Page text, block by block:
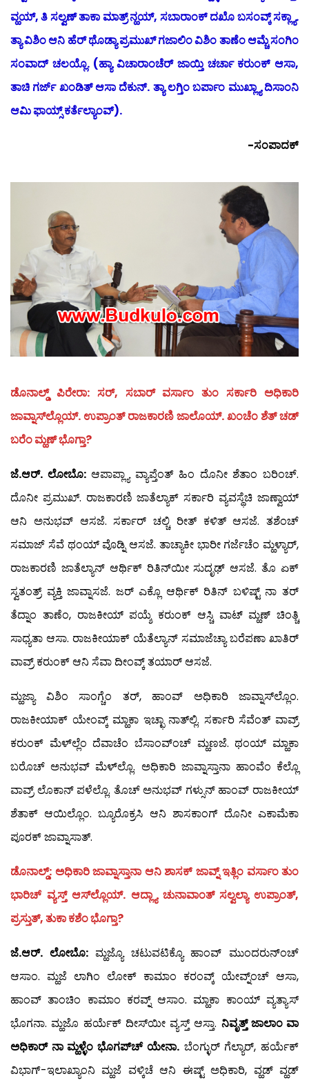
ವ್ಹಯ್, ತಿ ಸಲ್ವಣ್ ತಾಕಾ ಮಾತ್ರ್ ನ್ಹಯ್, ಸಬಾರಾಂಕ್ ದಖೊ ಬಸಂವ್ಕ್ ಸಕ್ಲ್ಯಾ.
ತ್ಯಾ ವಿಶಿಂ ಆನಿ ಹೆರ್ ಥೊಡ್ಯಾ ಪ್ರಮುಖ್ ಗಜಾಲಿಂ ವಿಶಿಂ ತಾಣೆಂ ಆಮ್ಚೆ ಸಂಗಿಂ
ಸಂವಾದ್ ಚಲಯ್ಲೊ. (ಹ್ಯಾ ವಿಚಾರಾಂಚೆರ್ ಜಾಯ್ತಿ ಚರ್ಚಾ ಕರುಂಕ್ ಆಸಾ,
ತಾಚಿ ಗರ್ಜ್ ಖಂಡಿತ್ ಆಸಾ ದೆಕುನ್. ತ್ಯಾ ಲಗ್ತಿಂ ಬರ್ಪಾಂ ಮುಖ್ಲ್ಯಾ ದಿಸಾಂನಿ
ಆಮಿ ಫಾಯ್ಸ್ ಕರ್ತೆಲ್ಯಾಂವ್).
-ಸಂಪಾದಕ್
ಡೊನಾಲ್ಡ್ ಪಿರೇರಾ: ಸರ್, ಸಬಾರ್ ವರ್ಸಾಂ ತುಂ ಸರ್ಕಾರಿ ಅಧಿಕಾರಿ
ಜಾವ್ನಾಸ್‍ಲ್ಲೊಯ್. ಉಪ್ರಾಂತ್ ರಾಜಕಾರಣಿ ಜಾಲೊಯ್. ಖಂಚೆಂ ಶೆತ್ ಚಡ್
ಬರೆಂ ಮ್ಹಣ್ ಭೊಗ್ತಾ?
ಜೆ.ಆರ್. ಲೋಬೊ:ಆಪಾಪ್ಲ್ಯಾ ವ್ಯಾಪ್ತೆಂತ್ ಹಿಂ ದೊನೀ ಶೆತಾಂ ಬರಿಂಚ್.
ದೊನೀ ಪ್ರಮುಖ್. ರಾಜಕಾರಣಿ ಜಾತೆಲ್ಯಾಕ್ ಸರ್ಕಾರಿ ವ್ಯವಸ್ಥೆಚಿ ಜಾಣ್ವಾಯ್
ಆನಿ ಅನುಭವ್ ಆಸಜೆ. ಸರ್ಕಾರ್ ಚಲ್ಚಿ ರೀತ್ ಕಳಿತ್ ಆಸಜೆ. ತಶೆಂಚ್
ಸಮಾಜ್ ಸೆವೆ ಥಂಯ್ ವೊಡ್ನಿ ಆಸಜೆ. ತಾಚ್ಯಾಕೀ ಭಾರೀ ಗರ್ಜೆಚೆಂ ಮ್ಹಳ್ಯಾರ್,
ರಾಜಕಾರಣಿ ಜಾತೆಲ್ಯಾನ್ ಆರ್ಥಿಕ್ ರಿತಿನ್‍ಯೀ ಸುದೃಢ್ ಆಸಜೆ. ತೊ ಏಕ್
ಸ್ವತಂತ್ರ್ ವ್ಯಕ್ತಿ ಜಾವ್ನಾಸಜೆ. ಜರ್ ಎಕ್ಲೊ ಆರ್ಥಿಕ್ ರಿತಿನ್ ಬಳಿಷ್ಟ್ ನಾ ತರ್
ತೆದ್ನಾಂ ತಾಣೆಂ, ರಾಜಕೀಯ್ ಪಯ್ಶೆ ಕರುಂಕ್ ಆಸ್ಚಿ ವಾಟ್ ಮ್ಹಣ್ ಚಿಂತ್ಚಿ
ಸಾಧ್ಯತಾ ಆಸಾ. ರಾಜಕೀಯಾಕ್ ಯೆತೆಲ್ಯಾನ್ ಸಮಾಜೆಚ್ಯಾ ಬರೆಪಣಾ ಖಾತಿರ್
ವಾವ್ರ್ ಕರುಂಕ್ ಆನಿ ಸೆವಾ ದೀಂವ್ಕ್ ತಯಾರ್ ಆಸಜೆ.
ಮ್ಹಜ್ಯಾ ವಿಶಿಂ ಸಾಂಗ್ಚೆಂ ತರ್, ಹಾಂವ್ ಅಧಿಕಾರಿ ಜಾವ್ನಾಸ್‍ಲ್ಲೊಂ.
ರಾಜಕೀಯಾಕ್ ಯೇಂವ್ಕ್ ಮ್ಹಾಕಾ ಇಚ್ಛಾ ನಾತ್‍ಲ್ಲಿ. ಸರ್ಕಾರಿ ಸೆವೆಂತ್ ವಾವ್ರ್
ಕರುಂಕ್ ಮೆಳ್‍ಲ್ಲೆಂ ದೆವಾಚೆಂ ಬೆಸಾಂವ್‍ಂಚ್ ಮ್ಹಣಜೆ. ಥಂಯ್ ಮ್ಹಾಕಾ
ಬರೊಚ್ ಅನುಭವ್ ಮೆಳ್‍ಲ್ಲೊ. ಅಧಿಕಾರಿ ಜಾವ್ನಾಸ್ತಾನಾ ಹಾಂವೆಂ ಕೆಲ್ಲೊ
ವಾವ್ರ್ ಲೊಕಾನ್ ಪಳೆಲ್ಲೊ. ತೊಚ್ ಅನುಭವ್ ಗಳ್ಸುನ್ ಹಾಂವ್ ರಾಜಕೀಯ್
ಶೆತಾಕ್ ಆಯಿಲ್ಲೊಂ. ಬ್ಯೂರೊಕ್ರಸಿ ಆನಿ ಶಾಸಕಾಂಗ್ ದೊನೀ ಎಕಾಮೆಕಾ
ಪೂರಕ್ ಜಾವ್ನಾಸಾತ್.
ಡೊನಾಲ್ಡ್: ಅಧಿಕಾರಿ ಜಾವ್ನಾಸ್ತಾನಾ ಆನಿ ಶಾಸಕ್ ಜಾವ್ನ್ ಇತ್ಲಿಂ ವರ್ಸಾಂ ತುಂ
ಭಾರಿಚ್ ವ್ಯಸ್ತ್ ಆಸ್‍ಲ್ಲೊಯ್. ಆದ್ಲ್ಯಾ ಚುನಾವಾಂತ್ ಸಲ್ವಲ್ಯಾ ಉಪ್ರಾಂತ್,
ಪ್ರಸ್ತುತ್, ತುಕಾ ಕಶೆಂ ಭೊಗ್ತಾ?
ಜೆ.ಆರ್. ಲೋಬೊ:ಮ್ಹಜ್ಯೊ ಚಟುವಟಿಕ್ಯೊ ಹಾಂವ್ ಮುಂದರುನ್‍ಂಚ್
ಆಸಾಂ. ಮ್ಹಜೆ ಲಾಗಿಂ ಲೋಕ್ ಕಾಮಾಂ ಕರಂವ್ಕ್ ಯೇವ್ನ್ಂಚ್ ಆಸಾ,
ಹಾಂವ್ ತಾಂಚಿಂ ಕಾಮಾಂ ಕರವ್ನ್ ಆಸಾಂ. ಮ್ಹಾಕಾ ಕಾಂಯ್ ವ್ಯತ್ಯಾಸ್
ಭೊಗನಾ. ಮ್ಹಜೊ ಹರ್ಯೆಕ್ ದೀಸ್‍ಯೀ ವ್ಯಸ್ತ್ ಆಸ್ತಾ. ನಿವೃತ್ತ್ ಜಾಲಾಂ ವಾ
ಅಧಿಕಾರ್ ನಾ ಮ್ಹಳ್ಳೆಂ ಭೊಗಪ್‍ಚ್ ಯೇನಾ.ಬೆಂಗ್ಳುರ್ ಗೆಲ್ಯಾರ್, ಹರ್ಯೆಕ್
ವಿಭಾಗ್-ಇಲಾಖ್ಯಾಂನಿ ಮ್ಹಜೆ ವಳ್ಕಿಚೆ ಆನಿ ಈಷ್ಟ್ ಅಧಿಕಾರಿ, ವ್ಹಡ್ ವ್ಹಡ್